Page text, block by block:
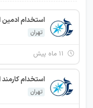
استخدام ادمین
تهران
استخدام
تهران